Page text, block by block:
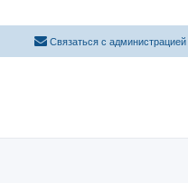
Связаться с администрацией